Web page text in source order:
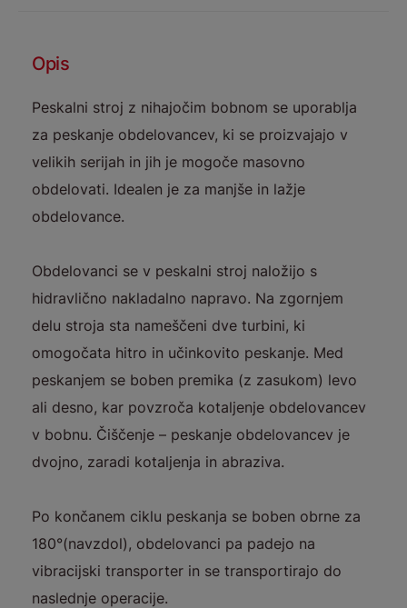
Opis
Peskalni stroj z nihajočim bobnom se uporablja
za peskanje obdelovancev, ki se proizvajajo v
velikih serijah in jih je mogoče masovno
obdelovati. Idealen je za manjše in lažje
obdelovance.
Obdelovanci se v peskalni stroj naložijo s
hidravlično nakladalno napravo. Na zgornjem
delu stroja sta nameščeni dve turbini, ki
omogočata hitro in učinkovito peskanje. Med
peskanjem se boben premika (z zasukom) levo
ali desno, kar povzroča kotaljenje obdelovancev
v bobnu. Čiščenje – peskanje obdelovancev je
dvojno, zaradi kotaljenja in abraziva.
Po končanem ciklu peskanja se boben obrne za
180°(navzdol), obdelovanci pa padejo na
vibracijski transporter in se transportirajo do
naslednje operacije.